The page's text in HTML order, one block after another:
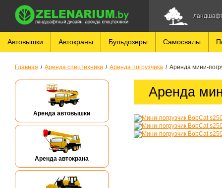
Автовышки Автокраны Бульдозеры Самосвалы
Главная / Аренда спецтехники / Аренда погрузчика / Аренда мини-
Аренда автовышки
Аренда автокрана
Аренда